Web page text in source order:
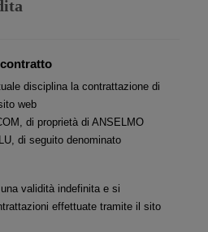
disciplina la contrattazione di
web
di proprietà di ANSELMO
di seguito denominato
validità indefinita e si
effettuate tramite il sito